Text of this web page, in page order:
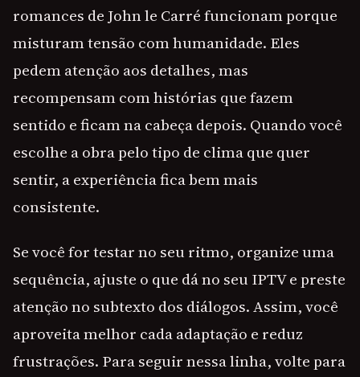
romances de John le Carré funcionam porque
misturam tensão com humanidade. Eles
pedem atenção aos detalhes, mas
recompensam com histórias que fazem
sentido e ficam na cabeça depois. Quando você
escolhe a obra pelo tipo de clima que quer
sentir, a experiência fica bem mais
consistente.
Se você for testar no seu ritmo, organize uma
sequência, ajuste o que dá no seu IPTV e preste
atenção no subtexto dos diálogos. Assim, você
aproveita melhor cada adaptação e reduz
frustrações. Para seguir nessa linha, volte para